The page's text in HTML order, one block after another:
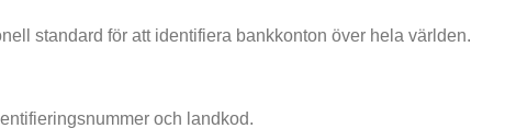
standard för att identifiera bankkonton över hela världen.
och landkod.